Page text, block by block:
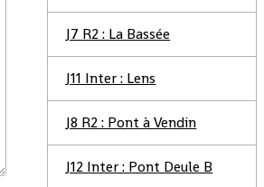
J7 R2 : La Bassée
J11 Inter : Lens
J8 R2 : Pont à Vendin
J12 Inter : Pont Deule B